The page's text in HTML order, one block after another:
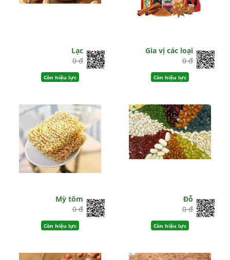
Lạc
0 đ
Còn hiệu lực
Gia vị các loại
0 đ
Còn hiệu lực
Mỳ tôm
0 đ
Còn hiệu lực
Đỗ
0 đ
Còn hiệu lực